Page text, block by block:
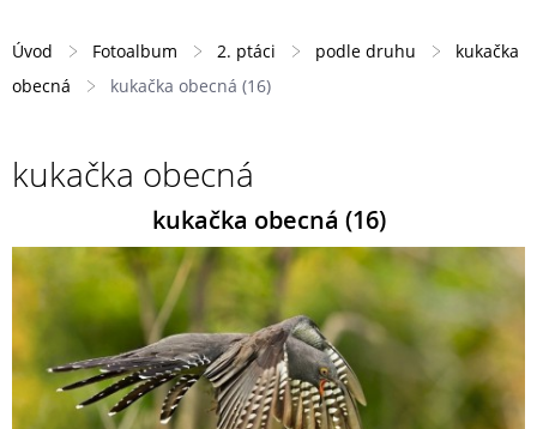
Úvod Fotoalbum 2. ptáci podle druhu
kukačka
obecná
kukačka obecná (16)
kukačka obecná
kukačka obecná (16)